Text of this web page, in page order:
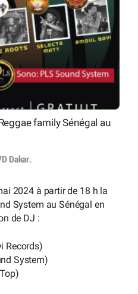
family Sénégal au
Dakar.
2024 à partir de 18 h la
System au Sénégal en
de DJ :
Records)
System)